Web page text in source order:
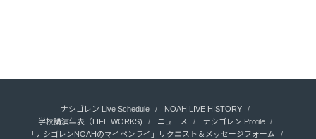
ナシゴレン Live Schedule
NOAH LIVE HISTORY
学校講演年表（LIFE WORKS)
ニュース
ナシゴレン Profile
「ナシゴレンNOAHのマイペンライ」リクエスト＆メッセージフォーム